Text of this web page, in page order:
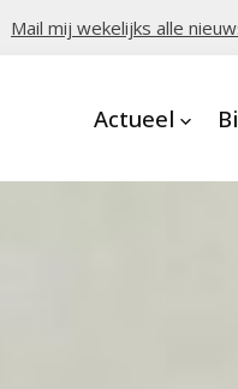
Mail mij wekelijks alle
Actueel